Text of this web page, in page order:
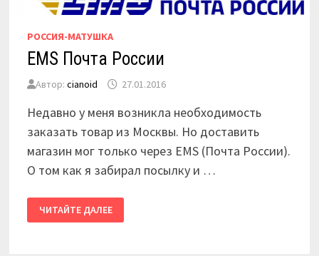
РОССИЯ-МАТУШКА
EMS Почта России
Автор: cianoid 27.01.2016
Недавно у меня возникла необходимость
заказать товар из Москвы. Но доставить
магазин мог только через EMS (Почта России).
О том как я забирал посылку и …
ПОЧТА
РОССИИ
ЧИТАЙТЕ ДАЛЕЕ